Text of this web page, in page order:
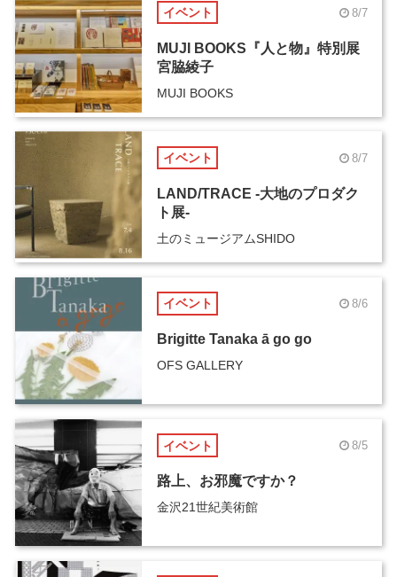
イベント 8/7
MUJI BOOKS『人と物』特別展
宮脇綾子
MUJI BOOKS
イベント 8/7
LAND/TRACE -大地のプロダク
ト展-
土のミュージアムSHIDO
イベント 8/6
Brigitte Tanaka ā go go
OFS GALLERY
イベント 8/5
路上、お邪魔ですか？
金沢21世紀美術館